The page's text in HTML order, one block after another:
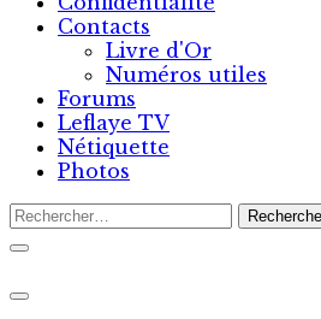
Contacts
Livre d'Or
Numéros utiles
Forums
Leflaye TV
Nétiquette
Photos
Rechercher :